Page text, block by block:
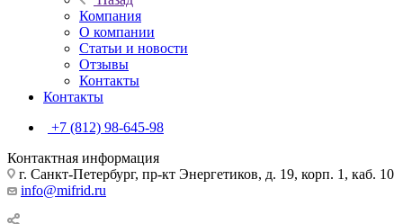
Компания
О компании
Статьи и новости
Отзывы
Контакты
Контакты
+7 (812) 98-645-98
Контактная информация
г. Санкт-Петербург, пр-кт Энергетиков, д. 19, корп. 1, каб. 10
info@mifrid.ru